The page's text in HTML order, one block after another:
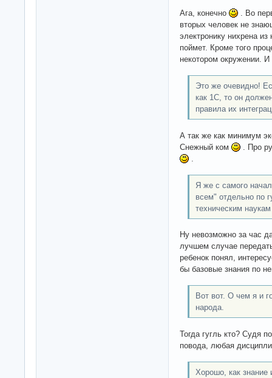
Ага, конечно
. Во
вторых человек не
электронику нихрена из
поймет. Кроме того
некотором окружении.
Это же очевидно!
как 1С, то он
правила их
А так же как минимум
Снежный ком
. Про
Я же с самого
всем" отдельно по
техническим наукам
Ну невозможно за час
лучшем случае
ребенок понял,
бы базовые знания по
Вот вот. О чем я и
народа.
Тогда гугль кто? Судя
повода, любая
Хорошо, как знание